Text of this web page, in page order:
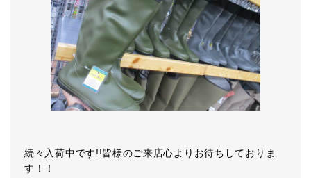
続々入荷中です!!皆様のご来店心よりお待ちしておりま
す！！